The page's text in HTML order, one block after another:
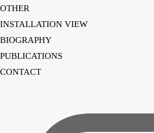
BIOGRAPHY
PUBLICATIONS
CONTACT
OTHER
INSTALLATION VIEW
BIOGRAPHY
PUBLICATIONS
CONTACT